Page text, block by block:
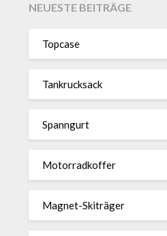
NEUESTE BEITRÄGE
Topcase
Tan­kruck­sack
Spann­gurt
Motor­rad­koffer
Magnet-Ski­träger